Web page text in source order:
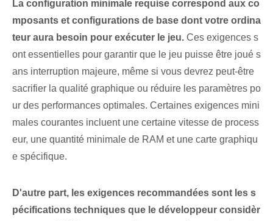
La configuration minimale requise correspond aux co
mposants et configurations de base dont votre ordina
teur aura besoin pour exécuter le jeu. Ces exigences s
ont essentielles pour garantir que le jeu puisse être joué s
ans interruption majeure, même si vous devrez peut-être
sacrifier la qualité graphique ou réduire les paramètres po
ur des performances optimales. ‌Certaines ⁤exigences mini
males⁣ courantes incluent une certaine vitesse de process
eur, une quantité minimale de RAM et une carte graphiqu
e spécifique.
D'autre part, les exigences recommandées sont les s
pécifications techniques que le développeur considèr